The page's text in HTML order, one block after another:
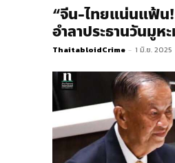
“จีน-ไทยแน่นแฟ้น!
อำลาประธานวันมูห
ThaitabloidCrime - 1 มิ.ย. 2025